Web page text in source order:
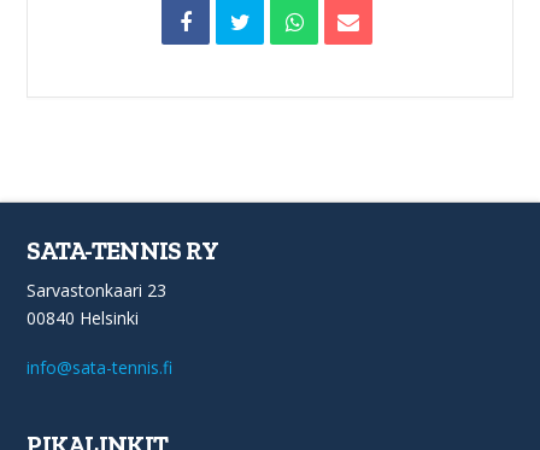
SATA-TENNIS RY
Sarvastonkaari 23
00840 Helsinki
info@sata-tennis.fi